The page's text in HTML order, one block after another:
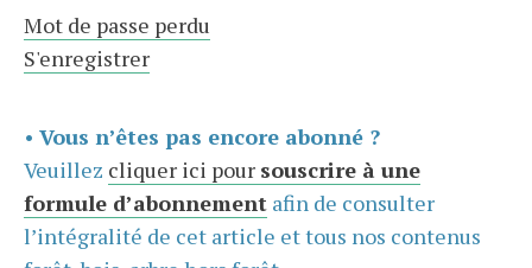
Mot de passe perdu
S'enregistrer
• Vous n’êtes pas encore abonné ?
Veuillez cliquer ici pour souscrire à une
formule d’abonnement afin de consulter
l’intégralité de cet article et tous nos contenus